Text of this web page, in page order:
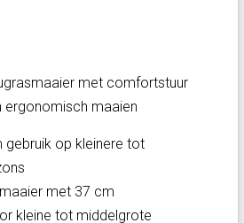
met comfortstuur
maaien
gebruik op kleinere tot
met 37 cm
kleine tot middelgrote